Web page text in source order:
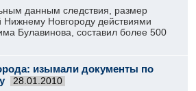
данным следствия, размер
Новгороду действиями
Булавинова, составил более 500
изымали документы по
28.01.2010